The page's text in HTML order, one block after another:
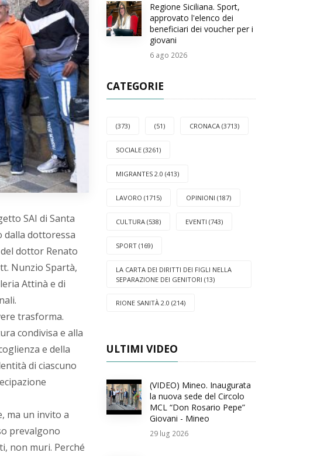
SAI di Santa
dalla dottoressa
dottor Renato
Nunzio Spartà,
Attinà e di
trasforma.
condivisa e alla
e della
di ciascuno
ma un invito a
prevalgono
non muri. Perché
Regione Siciliana. Sport,
approvato l'elenco dei
beneficiari dei voucher per i
giovani
6 ago 2026
CATEGORIE
(373) (51) CRONACA (3713)
SOCIALE (3261)
MIGRANTES 2.0 (413)
LAVORO (1715) OPINIONI (187)
CULTURA (538) EVENTI (743)
SPORT (169)
LA CARTA DEI DIRITTI DEI FIGLI NELLA
SEPARAZIONE DEI GENITORI (13)
RIONE SANITÀ 2.0 (214)
ULTIMI VIDEO
(VIDEO) Mineo. Inaugurata
la nuova sede del Circolo
MCL “Don Rosario Pepe”
Giovani - Mineo
29 lug 2026